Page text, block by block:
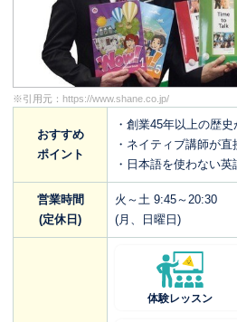
※引用元： https://www.shane.co.jp/
おすすめ
ポイント
・創業45年以上の歴
・ネイティブ講師が直
・日本語を使わない
営業時間
(定休日)
火～土 9:45～20:30
(月、日曜日)
体験レッスン